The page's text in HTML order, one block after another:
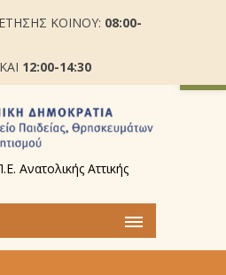
ΚΟΙΝΟΥ: 08:00-
ΚΑΙ 12:00-14:30
Ανατολικής Αττικής